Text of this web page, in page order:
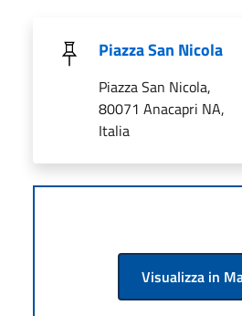
Piazza San Nicola
Piazza San Nicola,
80071 Anacapri NA,
Italia
Visualizza in